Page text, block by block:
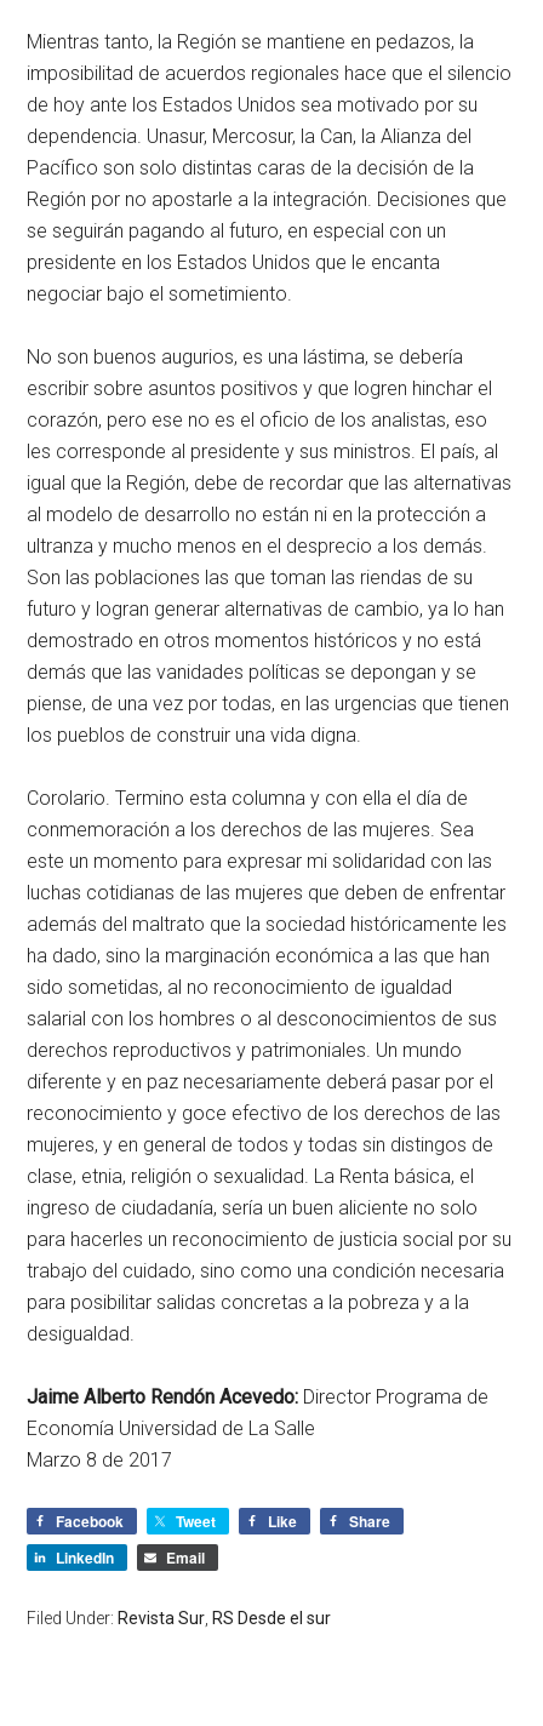
Mientras tanto, la Región se mantiene en pedazos, la
imposibilitad de acuerdos regionales hace que el silencio
de hoy ante los Estados Unidos sea motivado por su
dependencia. Unasur, Mercosur, la Can, la Alianza del
Pacífico son solo distintas caras de la decisión de la
Región por no apostarle a la integración. Decisiones que
se seguirán pagando al futuro, en especial con un
presidente en los Estados Unidos que le encanta
negociar bajo el sometimiento.
No son buenos augurios, es una lástima, se debería
escribir sobre asuntos positivos y que logren hinchar el
corazón, pero ese no es el oficio de los analistas, eso
les corresponde al presidente y sus ministros. El país, al
igual que la Región, debe de recordar que las alternativas
al modelo de desarrollo no están ni en la protección a
ultranza y mucho menos en el desprecio a los demás.
Son las poblaciones las que toman las riendas de su
futuro y logran generar alternativas de cambio, ya lo han
demostrado en otros momentos históricos y no está
demás que las vanidades políticas se depongan y se
piense, de una vez por todas, en las urgencias que tienen
los pueblos de construir una vida digna.
Corolario. Termino esta columna y con ella el día de
conmemoración a los derechos de las mujeres. Sea
este un momento para expresar mi solidaridad con las
luchas cotidianas de las mujeres que deben de enfrentar
además del maltrato que la sociedad históricamente les
ha dado, sino la marginación económica a las que han
sido sometidas, al no reconocimiento de igualdad
salarial con los hombres o al desconocimientos de sus
derechos reproductivos y patrimoniales. Un mundo
diferente y en paz necesariamente deberá pasar por el
reconocimiento y goce efectivo de los derechos de las
mujeres, y en general de todos y todas sin distingos de
clase, etnia, religión o sexualidad. La Renta básica, el
ingreso de ciudadanía, sería un buen aliciente no solo
para hacerles un reconocimiento de justicia social por su
trabajo del cuidado, sino como una condición necesaria
para posibilitar salidas concretas a la pobreza y a la
desigualdad.
Jaime Alberto Rendón Acevedo: Director Programa de
Economía Universidad de La Salle
Marzo 8 de 2017
Facebook Tweet Like
Share
LinkedIn
Email
Filed Under: Revista Sur RS Desde el sur